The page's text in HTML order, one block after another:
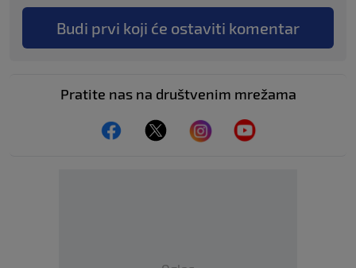
Budi prvi koji će ostaviti komentar
Pratite nas na društvenim mrežama